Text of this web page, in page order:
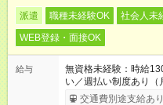
派遣 職種未経験OK 社会人未
WEB登録・面接OK
給与
無資格未経験：時給
い／週払い制度あり（
完了次第のお支払いと
交通費別途支給あり